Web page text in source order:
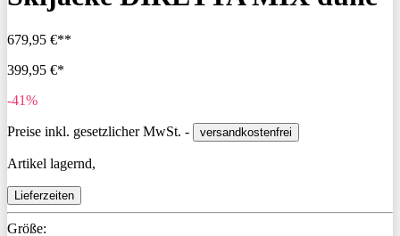
679,95 €**
399,95 €*
-41%
Preise inkl. gesetzlicher MwSt. - versandkostenfrei
Artikel lagernd,
Lieferzeiten
Größe: